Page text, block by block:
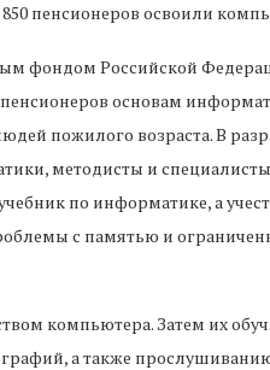
850 пенсионеров освоили
фондом Российской
основам
пожилого возраста. В
методисты и
по информатике, а
с памятью и
компьютера. Затем их
а также